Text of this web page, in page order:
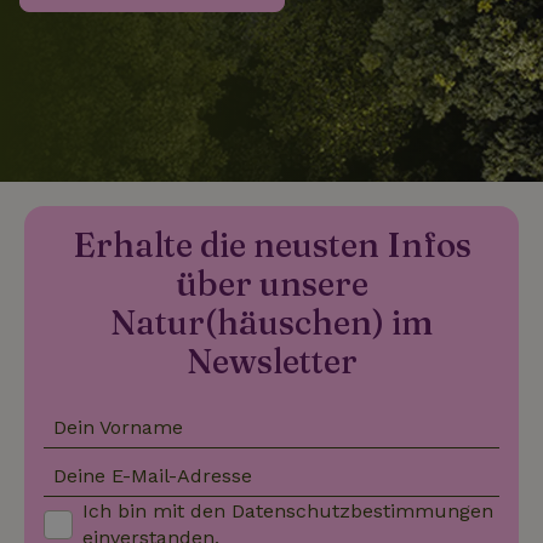
Erhalte die neusten Infos
über unsere
Natur(häuschen) im
Newsletter
Dein Vorname
Deine E-Mail-Adresse
Ich bin mit den Datenschutzbestimmungen
einverstanden.
_nhftconstraint_search-
www.naturhaeuschen.de
_nhftconstraint_search-
lowest-price
www.naturhaeuschen.de
_nhftconstraint_translations www.naturhaeuschen.de
_nhftconstraint_search-
geo-json